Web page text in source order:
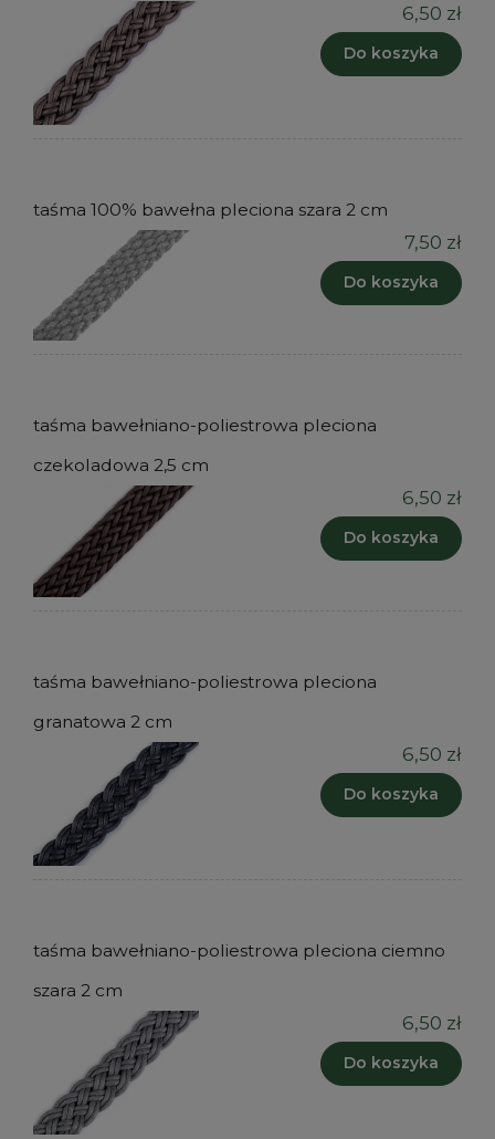
6,50 zł
Do koszyka
taśma 100% bawełna pleciona szara 2 cm
7,50 zł
Do koszyka
taśma bawełniano-poliestrowa pleciona
czekoladowa 2,5 cm
6,50 zł
Do koszyka
taśma bawełniano-poliestrowa pleciona
granatowa 2 cm
6,50 zł
Do koszyka
taśma bawełniano-poliestrowa pleciona ciemno
szara 2 cm
6,50 zł
Do koszyka